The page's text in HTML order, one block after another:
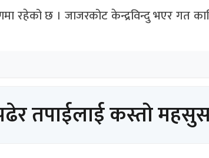
रहेको छ । जाजरकोट केन्द्रविन्दु भएर गत
तपाईलाई कस्तो